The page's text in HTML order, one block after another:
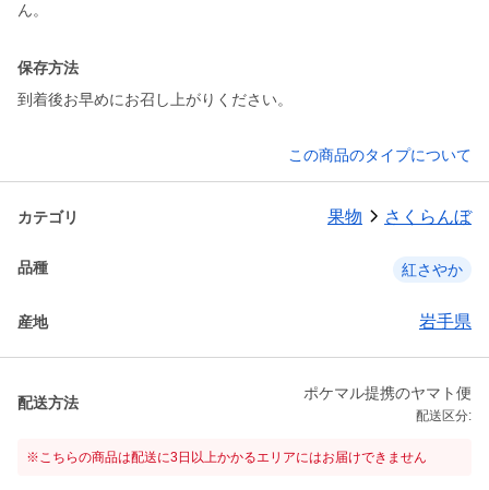
ん。
保存方法
到着後お早めにお召し上がりください。
この商品のタイプについて
カテゴリ 果物 さくらんぼ
品種 紅さやか
産地 岩手県
配送方法
ポケマル提携のヤマト便
配送区分:
※こちらの商品は配送に3日以上かかるエリアにはお届けできません